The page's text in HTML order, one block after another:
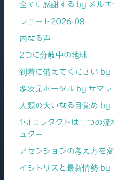
全てに感謝する by メルキ
ショート2026-08
内なる声
2つに分岐中の地球
到着に備えてください by
多次元ポータル by サマラ
人類の大いなる目覚め by
1stコンタクトは二つの流
ュター
アセンションの考え方を
イシドリスと最新情勢 by